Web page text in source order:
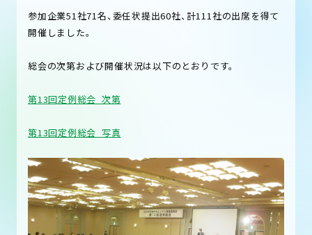
参加企業51社71名、委任状提出60社、計111社の出席を得て
開催しました。
総会の次第および開催状況は以下のとおりです。
第13回定例総会_次第
第13回定例総会_写真